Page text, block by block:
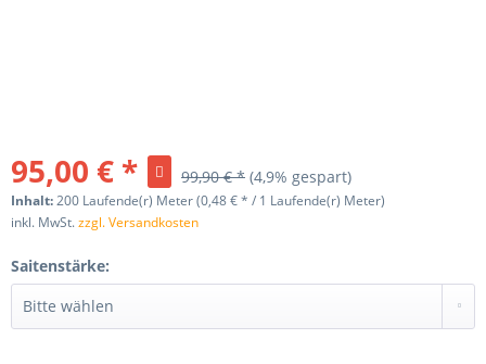
95,00 € * 99,90 € * (4,9% gespart)
Inhalt:200 Laufende(r) Meter (0,48 € * / 1 Laufende(r) Meter)
inkl. MwSt.zzgl. Versandkosten
Saitenstärke: